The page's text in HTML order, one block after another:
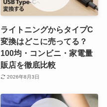
ライトニングからタイプC
変換はどこに売ってる？
100均・コンビニ・家電量
販店を徹底比較
2026年8月3日